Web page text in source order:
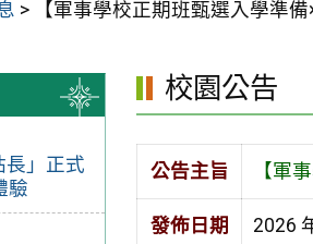
> 【軍事學校正期班甄選入學準
長」正式
驗
校園公告
公告主旨 【軍
發佈日期 2026